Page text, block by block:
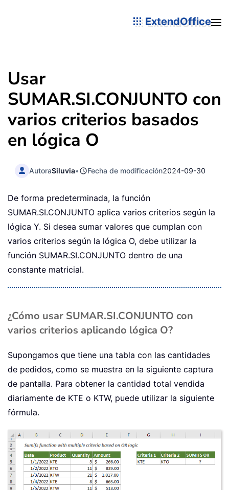
ExtendOffice
Usar
SUMAR.SI.CONJUNTO con
varios criterios basados
en lógica O
AutoraSiluvia• Fecha de modificación2024-09-30
De forma predeterminada, la función
SUMAR.SI.CONJUNTO aplica varios criterios según la
lógica Y. Si desea sumar valores que cumplan con
varios criterios según la lógica O, debe utilizar la
función SUMAR.SI.CONJUNTO dentro de una
constante matricial.
¿Cómo usar SUMAR.SI.CONJUNTO con
varios criterios aplicando lógica O?
Supongamos que tiene una tabla con las cantidades
de pedidos, como se muestra en la siguiente captura
de pantalla. Para obtener la cantidad total vendida
diariamente de KTE o KTW, puede utilizar la siguiente
fórmula.